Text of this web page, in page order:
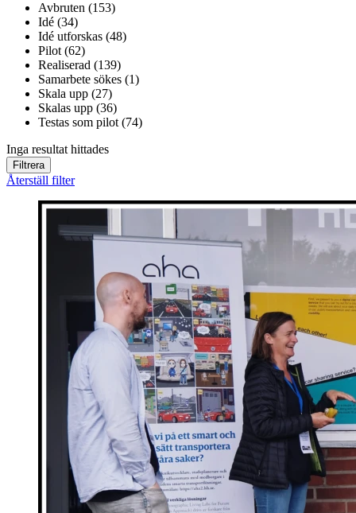
Avbruten (153)
Idé (34)
Idé utforskas (48)
Pilot (62)
Realiserad (139)
Samarbete sökes (1)
Skala upp (27)
Skalas upp (36)
Testas som pilot (74)
Inga resultat hittades
Filtrera
Återställ filter